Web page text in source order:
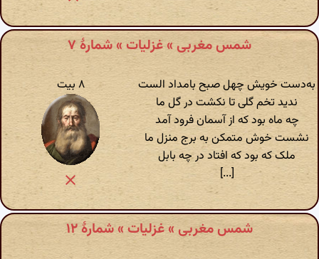
شمس مغربی » غزلیات » شمارهٔ ۷
به‌دست خویش چهل صبح بامداد الست
ندید تخم گلی تا نکشت در گل ما
چه ماه بود که از آسمان فرود آمد
نشست خوش متمکن به برج منزل ما
ملک که بود که افتاد در چه بابل
[...]
۸ بیت
شمس مغربی » غزلیات » شمارهٔ ۱۲